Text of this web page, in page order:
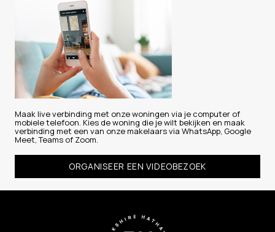
Maak live verbinding met onze woningen via je computer of
mobiele telefoon. Kies de woning die je wilt bekijken en maak
verbinding met een van onze makelaars via WhatsApp, Google
Meet, Teams of Zoom.
ORGANISEER EEN VIDEOBEZOEK